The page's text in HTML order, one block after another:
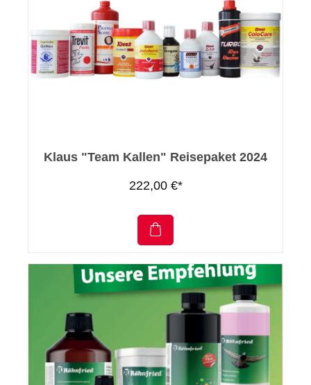
Klaus "Team Kallen" Reisepaket 2024
222,00 €*